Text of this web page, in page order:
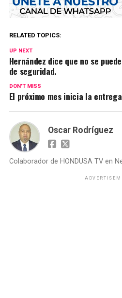
RELATED TOPICS:
UP NEXT
Hernández dice que no se
de seguridad.
DON'T MISS
El próximo mes inicia la
Oscar Rodríguez
Colaborador de HONDUSA TV en